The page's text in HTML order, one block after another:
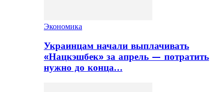
Экономика
Украинцам начали выплачивать
«Нацкэшбек» за апрель — потратить
нужно до конца…